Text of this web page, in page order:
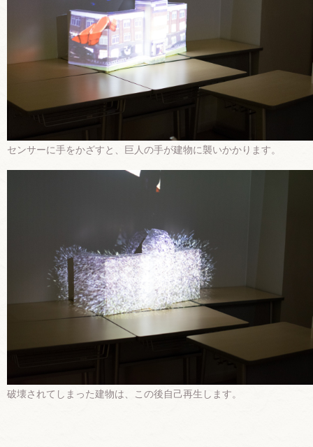
センサーに手をかざすと、巨人の手が建物に襲いかかります。
破壊されてしまった建物は、この後自己再生します。